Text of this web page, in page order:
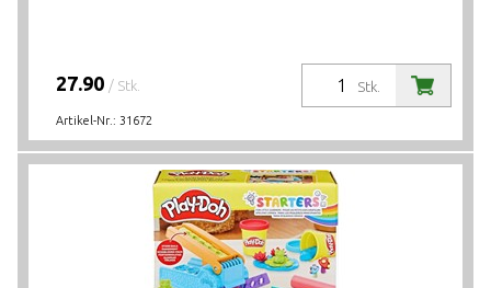
Stk.
27.90 / Stk.
Artikel-Nr.: 31672